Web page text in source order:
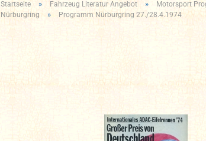
Startseite » Fahrzeug Literatur Angebot » Motorsport
Nürburgring » Programm Nürburgring 27./28.4.1974